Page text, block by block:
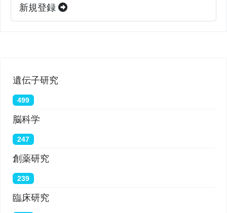
新規登録
遺伝子研究
499
脳科学
247
創薬研究
239
臨床研究